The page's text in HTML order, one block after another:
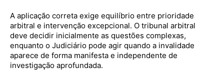
A aplicação correta exige equilíbrio entre prioridade
arbitral e intervenção excepcional. O tribunal arbitral
deve decidir inicialmente as questões complexas,
enquanto o Judiciário pode agir quando a invalidade
aparece de forma manifesta e independente de
investigação aprofundada.